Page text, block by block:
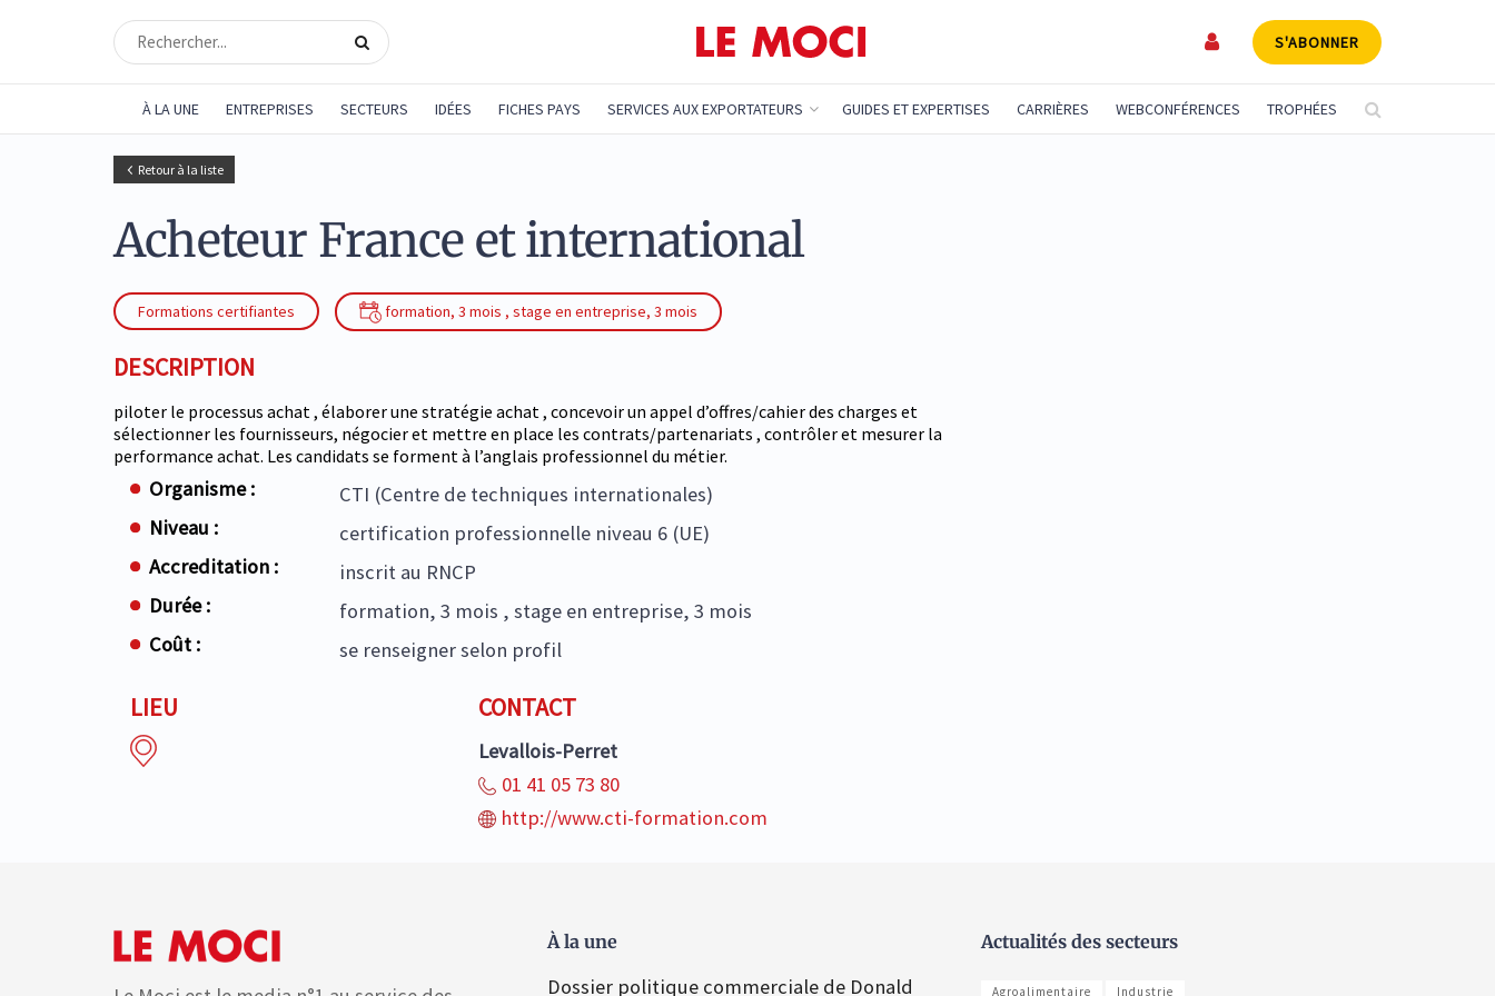
S'ABONNER
À LA UNE ENTREPRISES SECTEURS IDÉES FICHES PAYS SERVICES AUX EXPORTATEURS GUIDES ET EXPERTISES CARRIÈRES WEBCONFÉRENCES TROPHÉES
Retour à la liste
Acheteur France et international
Formations certifiantes formation, 3 mois , stage en entreprise, 3 mois
DESCRIPTION
piloter le processus achat , élaborer une stratégie achat , concevoir un appel d’offres/cahier des charges et
sélectionner les fournisseurs, négocier et mettre en place les contrats/partenariats , contrôler et mesurer la
performance achat. Les candidats se forment à l’anglais professionnel du métier.
Organisme :
CTI (Centre de techniques internationales)
Niveau :
certification professionnelle niveau 6 (UE)
Accreditation :
inscrit au RNCP
Durée :
formation, 3 mois , stage en entreprise, 3 mois
Coût :
se renseigner selon profil
LIEU CONTACT
Levallois-Perret
01 41 05 73 80
http://www.cti-formation.com
À la une
Dossier politique commerciale de Donald
Actualités des secteurs
Agroalimentaire Industrie